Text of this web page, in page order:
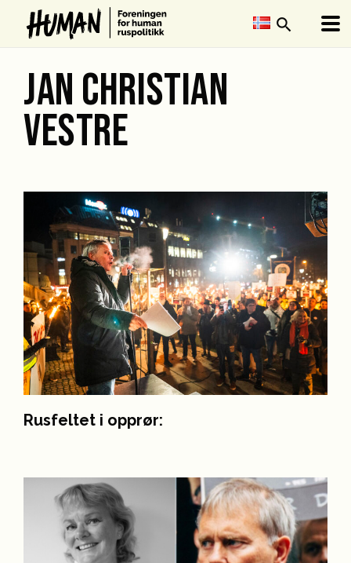
search
JAN CHRISTIAN
VESTRE
Rusfeltet i opprør: